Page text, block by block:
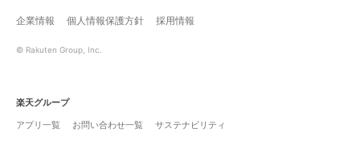
企業情報 個人情報保護方針 採用情報
© Rakuten Group, Inc.
楽天グループ
アプリ一覧
お問い合わせ一覧 サステナビリティ